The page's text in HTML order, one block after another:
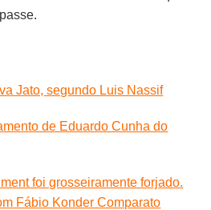
Jato, segundo Luis Nassif
de Eduardo Cunha do
foi grosseiramente forjado.
Fábio Konder Comparato